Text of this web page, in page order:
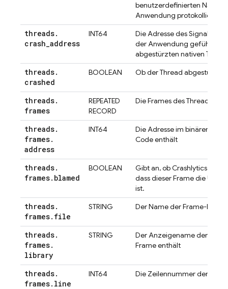
benutzerdefinierten
Anwendung protokolliert
threads.
crash_address
INT64
Die Adresse des Signals,
der Anwendung geführt
abgestürzten nativen
threads.
crashed
BOOLEAN Ob der Thread abgestürzt ist
threads.
frames
REPEATED
RECORD
Die Frames des Threads
threads.
frames.
address
INT64
Die Adresse im binären
Code enthält
threads.
frames. blamed
BOOLEAN Gibt an, obCrashlytics
dass dieser Frame die
ist.
threads.
frames. file
STRING Der Name der Frame-Datei
threads.
frames.
library
STRING
Der Anzeigename der
Frame enthält
threads.
frames. line
INT64 Die Zeilennummer der Datei